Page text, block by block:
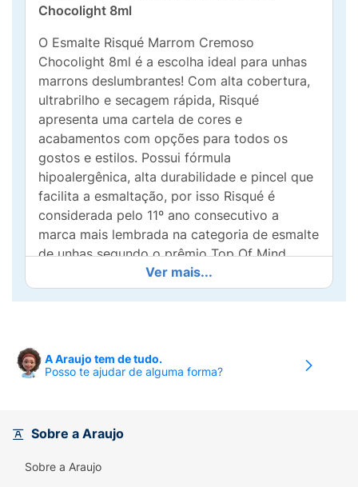
Chocolight 8ml
O Esmalte Risqué Marrom Cremoso
Chocolight 8ml é a escolha ideal para unhas
marrons deslumbrantes! Com alta cobertura,
ultrabrilho e secagem rápida, Risqué
apresenta uma cartela de cores e
acabamentos com opções para todos os
gostos e estilos. Possui fórmula
hipoalergênica, alta durabilidade e pincel que
facilita a esmaltação, por isso Risqué é
considerada pelo 11º ano consecutivo a
marca mais lembrada na categoria de esmalte
de unhas segundo o prêmio Top Of Mind
2025, premiação da Folha de São Paulo que
avalia a relevância das marcas para os
produtos Risqué são aprovados pelo
programa Leaping Bunny da Cruelty Free
crueldade animal.
Risqué pelo 10º ano consecutivo é a marca
mais lembrada na categoria de esmalte de
Ver mais...
A Araujo tem de tudo.
Posso te ajudar de alguma forma?
Sobre a Araujo
Sobre a Araujo